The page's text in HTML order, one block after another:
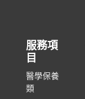
服務項
目
醫學保養
類